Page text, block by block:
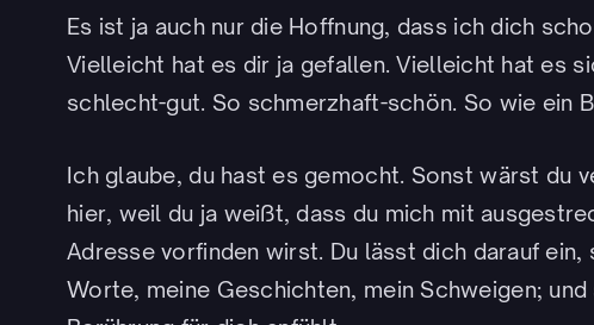
Es ist ja auch nur die Hoffnung, dass ich dich
Vielleicht hat es dir ja gefallen. Vielleicht hat es
schlecht-gut. So schmerzhaft-schön. So wie ein
Ich glaube, du hast es gemocht. Sonst wärst du
hier, weil du ja weißt, dass du mich mit
Adresse vorfinden wirst. Du lässt dich darauf
Worte, meine Geschichten, mein Schweigen;